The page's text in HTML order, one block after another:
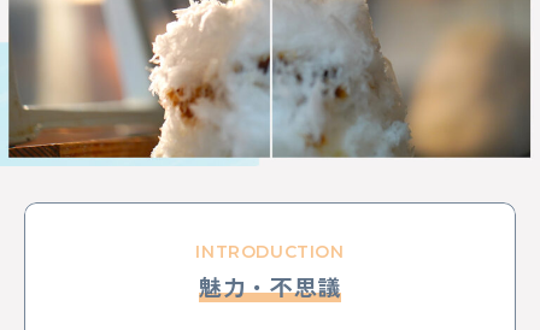
武蔵野市
ゴミ処理場
ワークショップ
バレンタイン
サポート記事
カフェ散歩
イベント
かき氷 阿佐ヶ谷
荻窪
自動車教習所 武蔵境
昭和記念公園
サイエンス
イマジナス
農業 西国分寺
高尾
動物
中央線からはじまるしぇ 立川市
日本酒
中央線と暮らす〇〇な人
企業
地域活性化
リノベーション 模様替え
西荻窪 パンまつり
INTRODUCTION
魅力・不思議